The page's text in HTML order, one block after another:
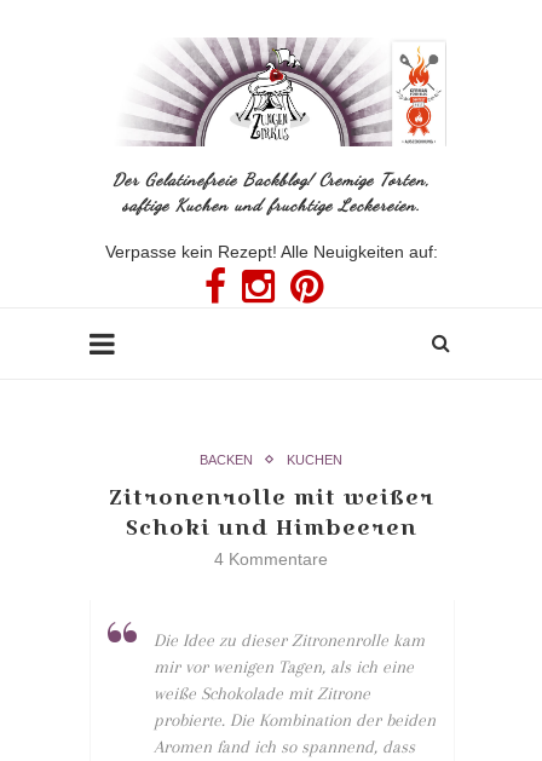
Der Gelatinefreie Backblog! Cremige Torten,
saftige Kuchen und fruchtige Leckereien.
Verpasse kein Rezept! Alle Neuigkeiten auf:
BACKEN KUCHEN
Zitronenrolle mit weißer
Schoki und Himbeeren
4 Kommentare
Die Idee zu dieser Zitronenrolle kam
mir vor wenigen Tagen, als ich eine
weiße Schokolade mit Zitrone
probierte. Die Kombination der beiden
Aromen fand ich so spannend, dass